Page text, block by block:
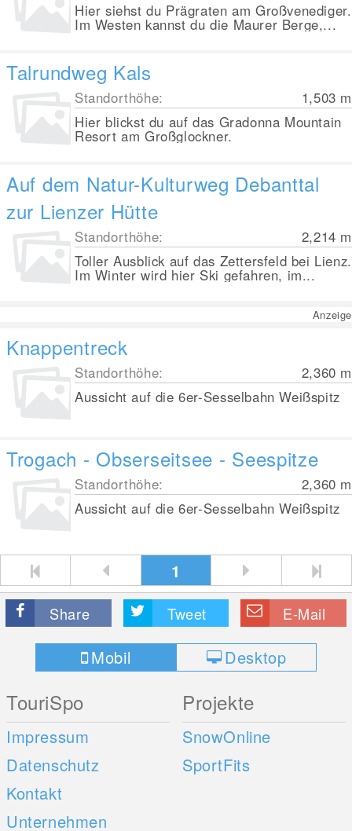
Hier siehst du Prägraten am Großvenediger.
Im Westen kannst du die Maurer Berge,...
Talrundweg Kals
Standorthöhe: 1,503 m
Hier blickst du auf das Gradonna Mountain
Resort am Großglockner.
Auf dem Natur-Kulturweg Debanttal
zur Lienzer Hütte
Standorthöhe: 2,214 m
Toller Ausblick auf das Zettersfeld bei Lienz.
Im Winter wird hier Ski gefahren, im...
Anzeige
Knappentreck
Standorthöhe: 2,360 m
Aussicht auf die 6er-Sesselbahn Weißspitz
Trogach - Obserseitsee - Seespitze
Standorthöhe: 2,360 m
Aussicht auf die 6er-Sesselbahn Weißspitz
1
Share Tweet E-Mail
Mobil Desktop
TouriSpo
Impressum
Datenschutz
Kontakt
Unternehmen
Projekte
SnowOnline
SportFits